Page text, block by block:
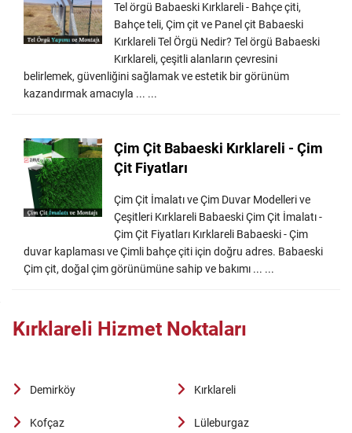
Tel örgü Babaeski Kırklareli - Bahçe çiti,
Bahçe teli, Çim çit ve Panel çit Babaeski
Kırklareli Tel Örgü Nedir? Tel örgü Babaeski
Kırklareli, çeşitli alanların çevresini
belirlemek, güvenliğini sağlamak ve estetik bir görünüm
kazandırmak amacıyla ... ...
Çim Çit Babaeski Kırklareli - Çim
Çit Fiyatları
Çim Çit İmalatı ve Çim Duvar Modelleri ve
Çeşitleri Kırklareli Babaeski Çim Çit İmalatı -
Çim Çit Fiyatları Kırklareli Babaeski - Çim
duvar kaplaması ve Çimli bahçe çiti için doğru adres. Babaeski
Çim çit, doğal çim görünümüne sahip ve bakımı ... ...
Kırklareli Hizmet Noktaları
Demirköy Kırklareli
Kofçaz Lüleburgaz